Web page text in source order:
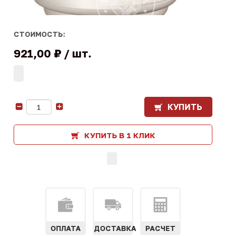
СТОИМОСТЬ:
921,00 ₽ шт.
КУПИТЬ
КУПИТЬ В 1 КЛИК
ОПЛАТА ДОСТАВКА РАСЧЕТ